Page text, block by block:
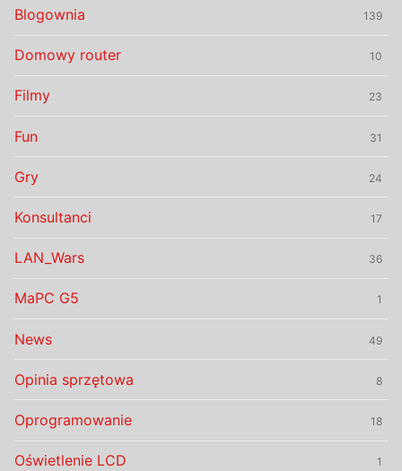
Blogownia 139
Domowy router 10
Filmy 23
Fun 31
Gry 24
Konsultanci 17
LAN_Wars 36
MaPC G5 1
News 49
Opinia sprzętowa 8
Oprogramowanie 18
Oświetlenie LCD 1